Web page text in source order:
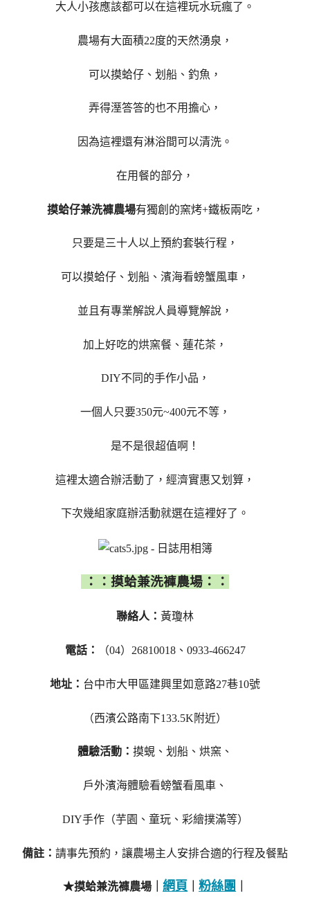
大人小孩應該都可以在這裡玩水玩瘋了。
農場有大面積22度的天然湧泉，
可以摸蛤仔、划船、釣魚，
弄得溼答答的也不用擔心，
因為這裡還有淋浴間可以清洗。
在用餐的部分，
摸蛤仔兼洗褲農場有獨創的窯烤+鐵板兩吃，
只要是三十人以上預約套裝行程，
可以摸蛤仔、划船、濱海看螃蟹風車，
並且有專業解說人員導覽解說，
加上好吃的烘窯餐、蓮花茶，
DIY不同的手作小品，
一個人只要350元~400元不等，
是不是很超值啊！
這裡太適合辦活動了，經濟實惠又划算，
下次幾組家庭辦活動就選在這裡好了。
：：摸蛤兼洗褲農場：：
聯絡人： 黃瓊林
電話： （04）26810018、0933-466247
地址： 台中市大甲區建興里如意路27巷10號
（西濱公路南下133.5K附近）
體驗活動： 摸蜆、划船、烘窯、
戶外濱海體驗看螃蟹看風車、
DIY手作（芋園、童玩、彩繪撲滿等）
備註： 請事先預約，讓農場主人安排合適的行程及餐點
★摸蛤兼洗褲農場｜ 網頁 粉絲團